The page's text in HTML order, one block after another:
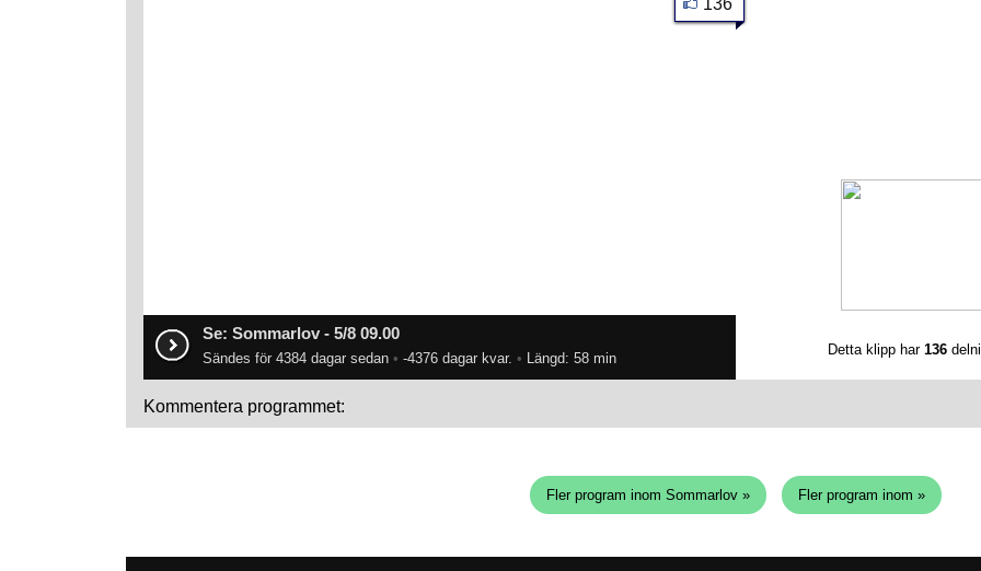
Se: Sommarlov - 5/8 09.00
Sändes för 4384 dagar sedan • -4376 dagar kvar. • Längd: 58 min
136
Detta klipp har 136
Kommentera programmet:
Fler program inom Sommarlov » Fler program inom »